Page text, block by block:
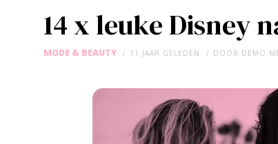
14 x leuke Disney
MODE & BEAUTY 11 JAAR GELEDEN DOOR DEMO